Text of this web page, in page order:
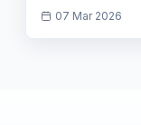
vigenti.
07 Mar 2026